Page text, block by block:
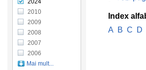
Index
A
B C D
2024
2010
2009
2008
2007
2006
Mai mult...